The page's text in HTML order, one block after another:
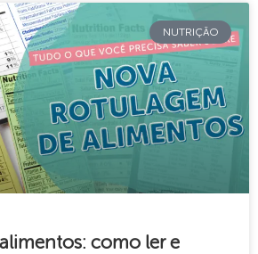
NUTRIÇÃO
como ler e